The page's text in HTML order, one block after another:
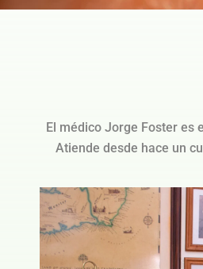
El médico Jorge Foster es
Atiende desde hace un